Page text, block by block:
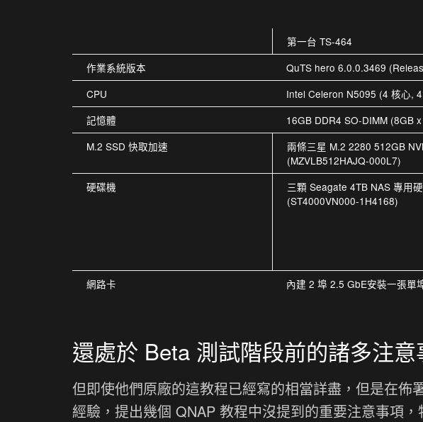
第一台 TS-464
作業系統版本
QuTS hero 6.0.0.3469
CPU
Intel Celeron N5095 (4 核心,
記憶體
16GB DDR4 SO-DIMM (8GB
M.2 SSD 快取加速
兩條三星 M.2 2280 512GB
(MZVLB512HAJQ-000L7)
硬碟機
三顆 Seagate 4TB NAS 專用
(ST4000VN000-1H4168)
網路卡
內建 2 埠 2.5 GbE安裝一張單
還處於 Beta 測試階段前的諸多注意
但即使他們原廠的這教程已經寫的相當詳盡，但是在佈
經驗，提出幾個 QNAP 教程中沒提到的重要注意事項